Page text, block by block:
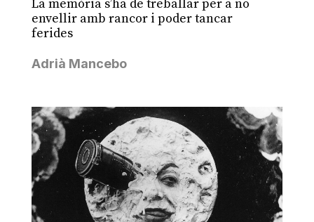
La memòria s’ha de treballar per a no
envellir amb rancor i poder tancar
ferides
Adrià Mancebo